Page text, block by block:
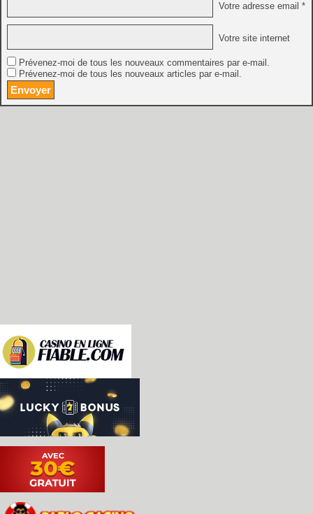
Votre adresse email *
Votre site internet
Prévenez-moi de tous les nouveaux commentaires par e-mail.
Prévenez-moi de tous les nouveaux articles par e-mail.